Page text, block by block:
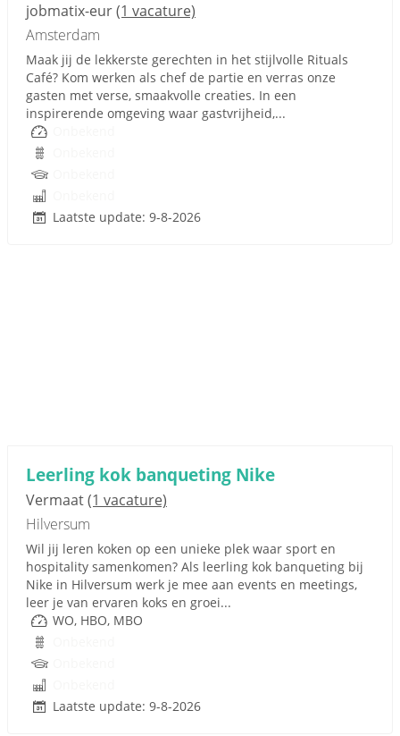
jobmatix-eur(1 vacature)
Amsterdam
Maak jij de lekkerste gerechten in het stijlvolle Rituals
Café? Kom werken als chef de partie en verras onze
gasten met verse, smaakvolle creaties. In een
inspirerende omgeving waar gastvrijheid,...
Laatste update: 9-8-2026
Leerling kok banqueting Nike
Vermaat(1 vacature)
Hilversum
Wil jij leren koken op een unieke plek waar sport en
hospitality samenkomen? Als leerling kok banqueting bij
Nike in Hilversum werk je mee aan events en meetings,
leer je van ervaren koks en groei...
WO, HBO, MBO
Laatste update: 9-8-2026